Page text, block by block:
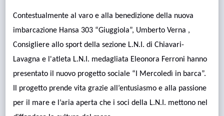
Contestualmente al varo e alla benedizione della nuova
imbarcazione Hansa 303 “Giuggiola”, Umberto Verna ,
Consigliere allo sport della sezione L.N.I. di Chiavari-
Lavagna e l'atleta L.N.I. medagliata Eleonora Ferroni hanno
presentato il nuovo progetto sociale “I Mercoledì in barca”.
Il progetto prende vita grazie all’entusiasmo e alla passione
per il mare e l’aria aperta che i soci della L.N.I. mettono nel